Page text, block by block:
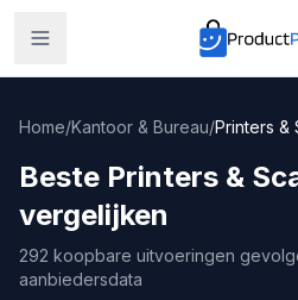
Home/Kantoor & Bureau/Printers &
Beste Printers &
vergelijken
292 koopbare uitvoeringen
aanbiedersdata